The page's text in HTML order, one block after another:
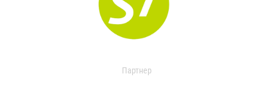
Партнер